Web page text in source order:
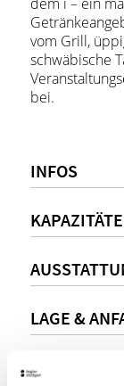
vom Grill,
schwäbische
bei.
INFOS
LAGE &